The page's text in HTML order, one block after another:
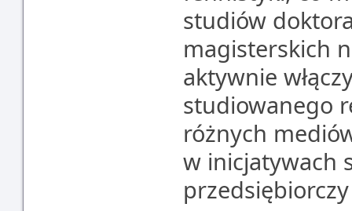
studiów
magisterskich
aktywnie
studiowanego
różnych
w inicjatywach